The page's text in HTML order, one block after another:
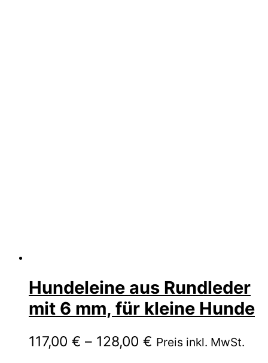
Hundeleine aus Rundleder
mit 6 mm, für kleine Hunde
117,00 € – 128,00 € Preisspanne:
Preis inkl. MwSt.